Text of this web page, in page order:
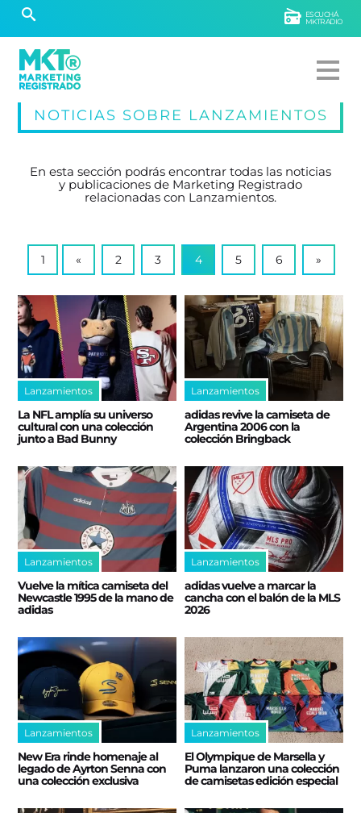
ESCUCHÁ
MKTRADIO
NOTICIAS SOBRE LANZAMIENTOS
En esta sección podrás encontrar todas las noticias
y publicaciones de Marketing Registrado
relacionadas con Lanzamientos.
1 « 2 3 4 5 6 »
Lanzamientos
La NFL amplía su universo
cultural con una colección
junto a Bad Bunny
Lanzamientos
adidas revive la camiseta de
Argentina 2006 con la
colección Bringback
Lanzamientos
Vuelve la mítica camiseta del
Newcastle 1995 de la mano de
adidas
Lanzamientos
adidas vuelve a marcar la
cancha con el balón de la MLS
2026
Lanzamientos
New Era rinde homenaje al
legado de Ayrton Senna con
una colección exclusiva
Lanzamientos
El Olympique de Marsella y
Puma lanzaron una colección
de camisetas edición especial